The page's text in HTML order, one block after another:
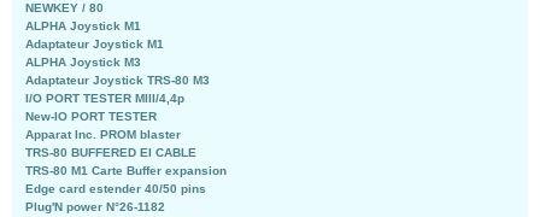
NEWKEY / 80
ALPHA Joystick M1
Adaptateur Joystick M1
ALPHA Joystick M3
Adaptateur Joystick TRS-80 M3
I/O PORT TESTER MIII/4,4p
New-IO PORT TESTER
Apparat Inc. PROM blaster
TRS-80 BUFFERED EI CABLE
TRS-80 M1 Carte Buffer expansion
Edge card estender 40/50 pins
Plug'N power N°26-1182